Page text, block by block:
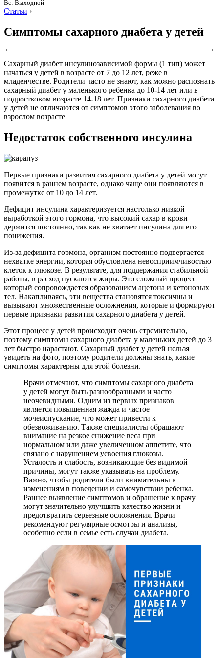
Вс: Выходной
Статьи ›
Симптомы сахарного диабета у детей
Сахарный диабет инсулинозависимой формы (1 тип) может
начаться у детей в возрасте от 7 до 12 лет, реже в
младенчестве. Родители часто не знают, как можно распознать
сахарный диабет у маленького ребенка до 10-14 лет или в
подростковом возрасте 14-18 лет. Признаки сахарного диабета
у детей не отличаются от симптомов этого заболевания во
взрослом возрасте.
Недостаток собственного инсулина
Первые признаки развития сахарного диабета у детей могут
появится в раннем возрасте, однако чаще они появляются в
промежутке от 10 до 14 лет.
Дефицит инсулина характеризуется настолько низкой
выработкой этого гормона, что высокий сахар в крови
держится постоянно, так как не хватает инсулина для его
понижения.
Из-за дефицита гормона, организм постоянно подвергается
нехватке энергии, которая обусловлена невосприимчивостью
клеток к глюкозе. В результате, для поддержания стабильной
работы, в расход пускаются жиры. Это сложный процесс,
который сопровождается образованием ацетона и кетоновых
тел. Накапливаясь, эти вещества становятся токсичны и
вызывают множественные осложнения, которые и формируют
первые признаки развития сахарного диабета у детей.
Этот процесс у детей происходит очень стремительно,
поэтому симптомы сахарного диабета у маленьких детей до 3
лет быстро нарастают. Сахарный диабет у детей нельзя
увидеть на фото, поэтому родители должны знать, какие
симптомы характерны для этой болезни.
Врачи отмечают, что симптомы сахарного диабета
у детей могут быть разнообразными и часто
неочевидными. Одним из первых признаков
является повышенная жажда и частое
мочеиспускание, что может привести к
обезвоживанию. Также специалисты обращают
внимание на резкое снижение веса при
нормальном или даже увеличенном аппетите, что
связано с нарушением усвоения глюкозы.
Усталость и слабость, возникающие без видимой
причины, могут также указывать на проблему.
Важно, чтобы родители были внимательны к
изменениям в поведении и самочувствии ребенка.
Раннее выявление симптомов и обращение к врачу
могут значительно улучшить качество жизни и
предотвратить серьезные осложнения. Врачи
рекомендуют регулярные осмотры и анализы,
особенно если в семье есть случаи диабета.